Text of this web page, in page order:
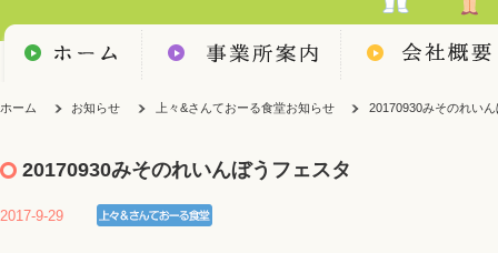
ホーム お知らせ 上々&さんておーる食堂お知らせ 20170930みそのれい
20170930みそのれいんぼうフェスタ
2017-9-29